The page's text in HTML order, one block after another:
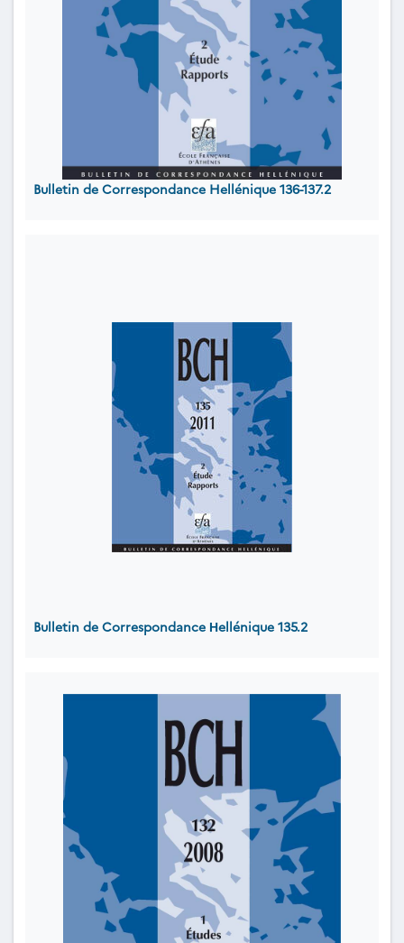
Bulletin de Correspondance Hellénique 136-137.2
Bulletin de Correspondance Ηellénique 135.2